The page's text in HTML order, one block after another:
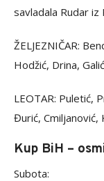
savladala Rudar
ŽELJEZNIČAR:
Hodžić, Drina,
LEOTAR: Puletić,
Đurić, Cmiljanović,
Kup BiH –
Subota: